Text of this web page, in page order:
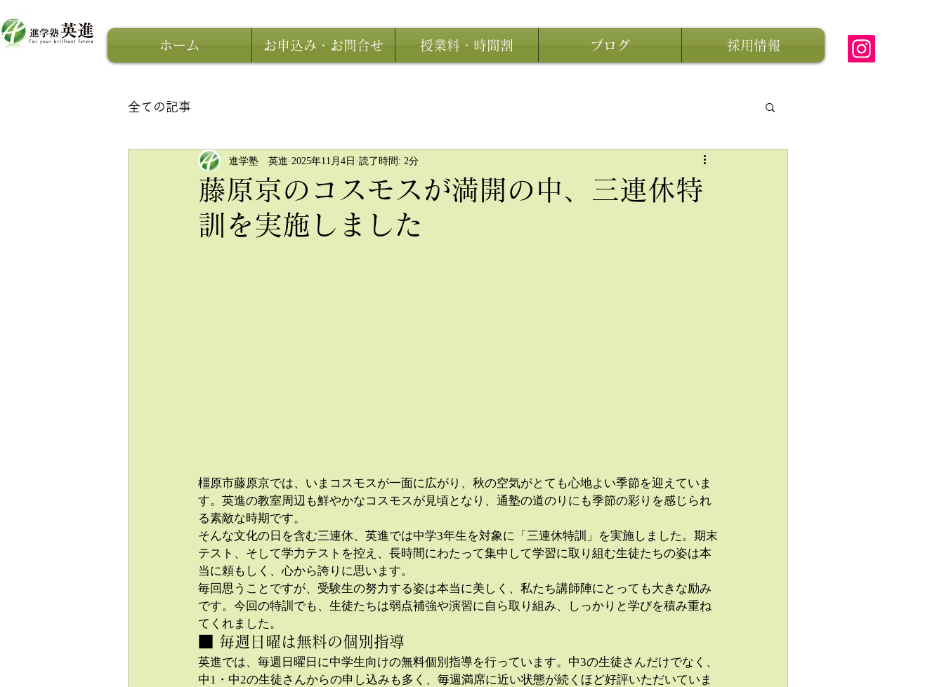
ホーム お申込み・お問合せ 授業料・時間割 ブログ 採用情報
全ての記事
藤原京のコスモスが満開の中、三連休特
訓を実施しました
進学塾 英進 2025年11月4日 読了時間: 2分
橿原市藤原京では、いまコスモスが一面に広がり、秋の空気がとても心地よい季節を迎えていま
す。英進の教室周辺も鮮やかなコスモスが見頃となり、通塾の道のりにも季節の彩りを感じられ
る素敵な時期です。
そんな文化の日を含む三連休、英進では中学3年生を対象に「三連休特訓」を実施しました。期末
テスト、そして学力テストを控え、長時間にわたって集中して学習に取り組む生徒たちの姿は本
当に頼もしく、心から誇りに思います。
毎回思うことですが、受験生の努力する姿は本当に美しく、私たち講師陣にとっても大きな励み
です。今回の特訓でも、生徒たちは弱点補強や演習に自ら取り組み、しっかりと学びを積み重ね
てくれました。
■ 毎週日曜は無料の個別指導
英進では、毎週日曜日に中学生向けの無料個別指導を行っています。中3の生徒さんだけでなく、
中1・中2の生徒さんからの申し込みも多く、毎週満席に近い状態が続くほど好評いただいていま